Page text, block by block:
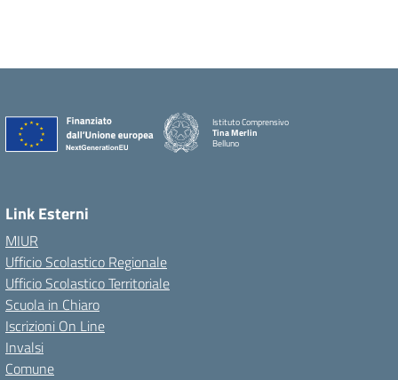
Istituto Comprensivo
Tina Merlin
Belluno
Link Esterni
MIUR
Ufficio Scolastico Regionale
Ufficio Scolastico Territoriale
Scuola in Chiaro
Iscrizioni On Line
Invalsi
Comune